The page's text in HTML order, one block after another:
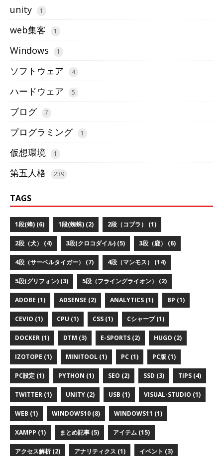
unity 1
web集客 1
Windows 1
ソフトウェア 4
ハードウェア 5
ブログ 7
プログラミング 1
仮想環境 1
第五人格 239
TAGS
1段(蜂) (6) 1段(蜘蛛) (2) 2段（コブラ） (1)
2段（犬） (4) 3段(クロコダイル) (5) 3段（鹿） (6)
4段（サーベルタイガー） (7) 4段（マンモス） (14)
5段(グリフォン) (3) 5段（フライングライオン） (2)
ADOBE (1) ADSENSE (2) ANALYTICS (1) BP (1)
CEVIO (1) CPU (1) CSS (1) Cシャープ (1)
DOCKER (1) DTM (3) E-SPORTS (2) HUGO (2)
IZOTOPE (1) MINITOOL (1) PC (1) PC版 (1)
PC設定 (1) PYTHON (1) SEO (2) SSD (3) TIPS (4)
TWITTER (1) UNITY (2) USB (1) VISUAL-STUDIO (1)
WEB (1) WINDOWS10 (8) WINDOWS11 (1)
XAMPP (1) まとめ記事 (5) アイテム (15)
アクセス解析 (2) アナリティクス (1) イベント (3)